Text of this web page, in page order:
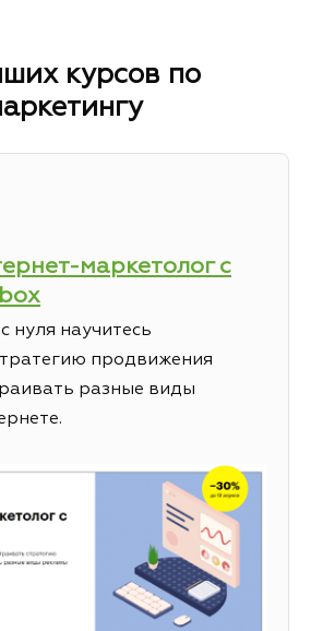
курсов по
маркетолог с
нуля научитесь
продвижения
разные виды